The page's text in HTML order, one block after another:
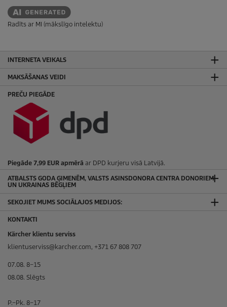
Radīts ar MI (mākslīgo intelektu)
INTERNETA VEIKALS
MAKSĀŠANAS VEIDI
PREČU PIEGĀDE
Piegāde 7,99 EUR apmērā ar DPD kurjeru visā Latvijā.
ATBALSTS GODA ĢIMENĒM, VALSTS ASINSDONORA CENTRA DONORIEM
UN UKRAINAS BĒGĻIEM
SEKOJIET MUMS SOCIĀLAJOS MEDIJOS:
KONTAKTI
Kärcher klientu serviss
klientuserviss@karcher.com, +371 67 808 707
07.08. 8–15
08.08. Slēgts
P.–Pk. 8–17